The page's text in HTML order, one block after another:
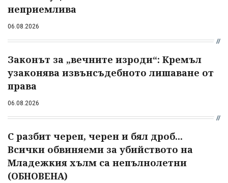
неприемлива
06.08.2026
Законът за „вечните изроди“: Кремъл
узаконява извънсъдебното лишаване от
права
06.08.2026
С разбит череп, черен и бял дроб...
Всички обвиняеми за убийството на
Младежкия хълм са непълнолетни
(ОБНОВЕНА)